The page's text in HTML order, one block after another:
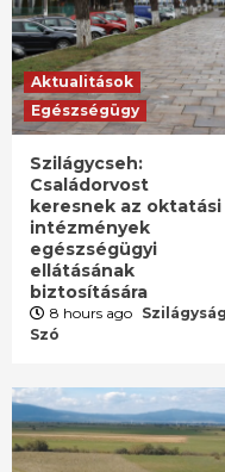
Aktualitások
Egészségügy
Szilágycseh:
Családorvost
keresnek az oktatási
intézmények
egészségügyi
ellátásának
biztosítására
8 hours ago
Szó